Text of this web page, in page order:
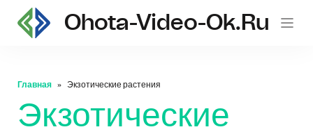
Ohota-Video-Ok.ru
Главная Экзотические растения
Экзотические